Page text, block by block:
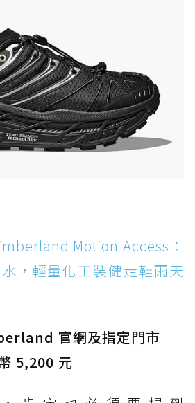
Motion Access：
，輕量化工裝健走鞋雨天
官網及指定門市
5,200 元